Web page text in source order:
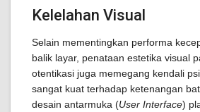
Kelelahan Visual
Selain mementingkan performa
balik layar, penataan estetika visual
otentikasi juga memegang kendali
sangat kuat terhadap ketenangan
desain antarmuka (User Interface)